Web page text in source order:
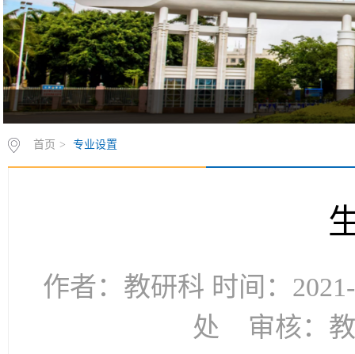
首页 > 专业设置
作者：教研科 时间：
处 审核：